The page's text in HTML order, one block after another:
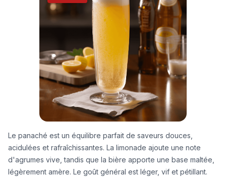
Le panaché est un équilibre parfait de saveurs douces,
acidulées et rafraîchissantes. La limonade ajoute une note
d'agrumes vive, tandis que la bière apporte une base maltée,
légèrement amère. Le goût général est léger, vif et pétillant.